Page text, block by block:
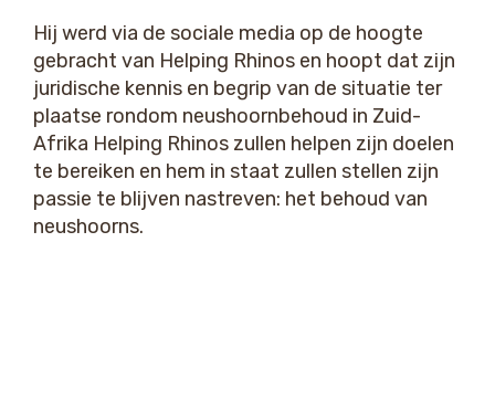
Hij werd via de sociale media op de hoogte
gebracht van Helping Rhinos en hoopt dat zijn
juridische kennis en begrip van de situatie ter
plaatse rondom neushoornbehoud in Zuid-
Afrika Helping Rhinos zullen helpen zijn doelen
te bereiken en hem in staat zullen stellen zijn
passie te blijven nastreven: het behoud van
neushoorns.